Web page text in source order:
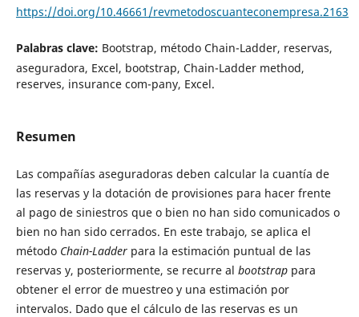
https://doi.org/10.46661/revmetodoscuanteconempresa.2163
Palabras clave: Bootstrap, método Chain-Ladder, reservas,
aseguradora, Excel, bootstrap, Chain-Ladder method,
reserves, insurance com-pany, Excel.
Resumen
Las compañías aseguradoras deben calcular la cuantía de
las reservas y la dotación de provisiones para hacer frente
al pago de siniestros que o bien no han sido comunicados o
bien no han sido cerrados. En este trabajo, se aplica el
método Chain-Ladderpara la estimación puntual de las
reservas y, posteriormente, se recurre al bootstrappara
obtener el error de muestreo y una estimación por
intervalos. Dado que el cálculo de las reservas es un